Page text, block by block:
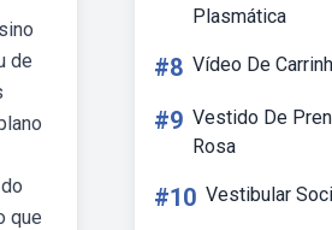
de
que
Plasmática
#8 Vídeo De
#9 Vestido De
Rosa
#10 Vestibular